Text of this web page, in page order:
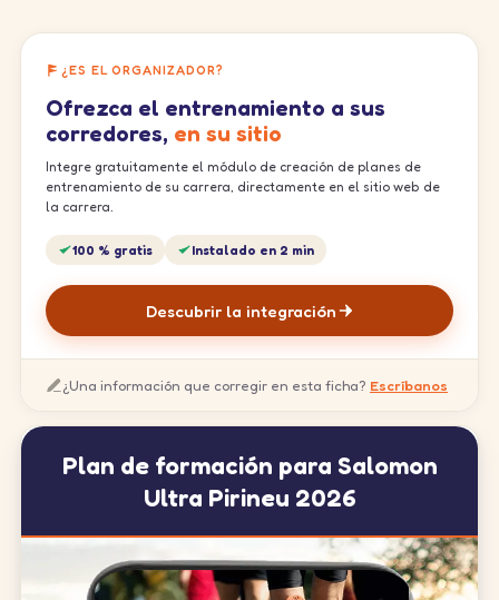
¿ES EL ORGANIZADOR?
Ofrezca el entrenamiento a sus
corredores, en su sitio
Integre gratuitamente el módulo de creación de planes de
entrenamiento de su carrera, directamente en el sitio web de
la carrera.
100 % gratis Instalado en 2 min
Descubrir la integración
¿Una información que corregir en esta ficha? Escríbanos
Plan de formación para Salomon
Ultra Pirineu 2026